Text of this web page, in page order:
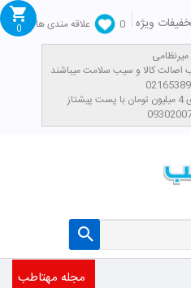
ویژه 0
علاقه مندی ها
0
مجله مهتاطب